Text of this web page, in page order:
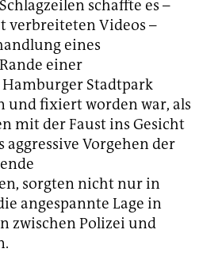
schaffte es –
verbreiteten Videos –
eines
einer
Stadtpark
und fixiert worden war, als
mit der Faust ins Gesicht
aggressive Vorgehen der
sorgten nicht nur in
angespannte Lage in
zwischen Polizei und